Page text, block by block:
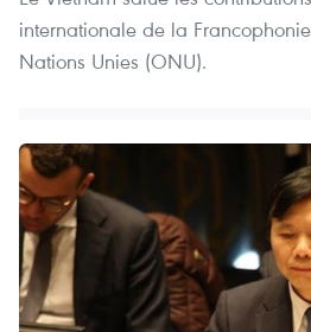
internationale de la
Nations Unies (ONU).